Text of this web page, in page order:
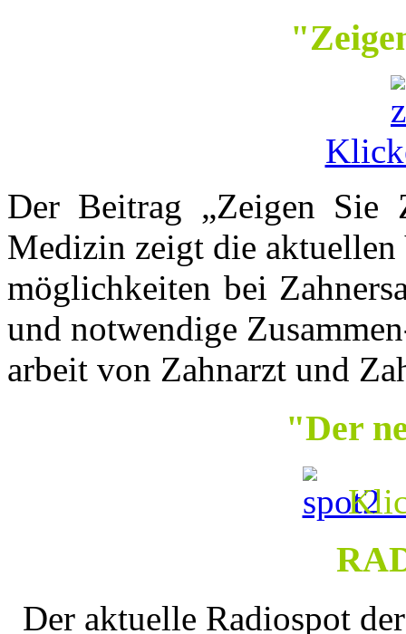
Der Beitrag „Zeigen Sie
Medizin zeigt die aktuellen
möglichkeiten bei
und notwendige
arbeit von Zahnarzt und
"Der
Der aktuelle Radiospot